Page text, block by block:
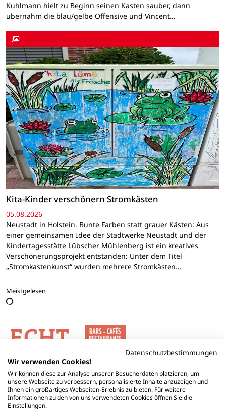
Kuhlmann hielt zu Beginn seinen Kasten sauber, dann
übernahm die blau/gelbe Offensive und Vincent…
Kita-Kinder verschönern Stromkästen
05.08.2026
Neustadt in Holstein. Bunte Farben statt grauer Kästen: Aus
einer gemeinsamen Idee der Stadtwerke Neustadt und der
Kindertagesstätte Lübscher Mühlenberg ist ein kreatives
Verschönerungsprojekt entstanden: Unter dem Titel
„Stromkastenkunst“ wurden mehrere Stromkästen…
Meistgelesen
Datenschutzbestimmungen
Wir verwenden Cookies!
Wir können diese zur Analyse unserer Besucherdaten platzieren, um
unsere Webseite zu verbessern, personalisierte Inhalte anzuzeigen und
Ihnen ein großartiges Webseiten-Erlebnis zu bieten. Für weitere
Informationen zu den von uns verwendeten Cookies öffnen Sie die
Einstellungen.